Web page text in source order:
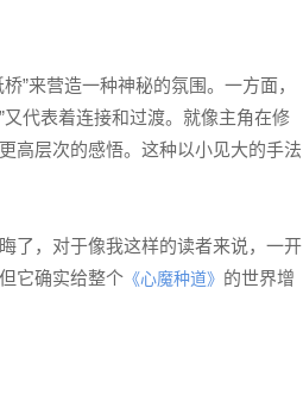
”来营造一种神秘的氛围。一方面，
又代表着连接和过渡。就像主角在修
高层次的感悟。这种以小见大的手法
了，对于像我这样的读者来说，一开
它确实给整个 《心魔种道》 的世界增